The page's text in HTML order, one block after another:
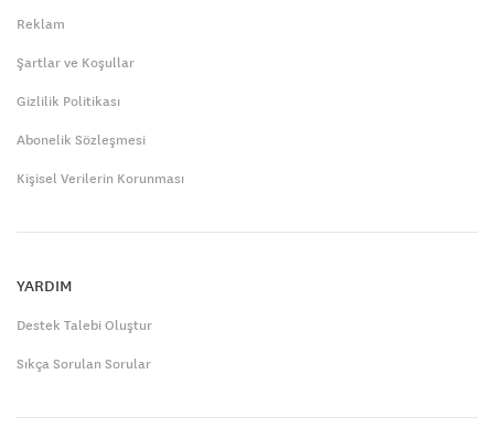
Reklam
Şartlar ve Koşullar
Gizlilik Politikası
Abonelik Sözleşmesi
Kişisel Verilerin Korunması
YARDIM
Destek Talebi Oluştur
Sıkça Sorulan Sorular